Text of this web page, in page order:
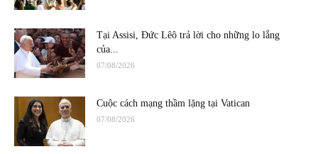
Tại Assisi, Đức Lêô trả lời cho những lo lắng
của...
07/08/2026
Cuộc cách mạng thầm lặng tại Vatican
07/08/2026